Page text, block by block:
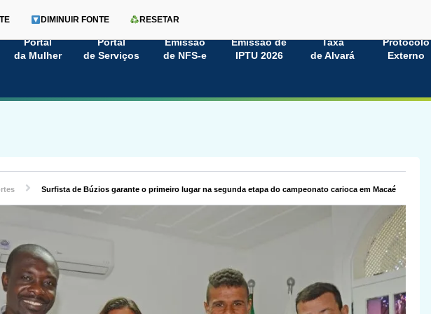
Portal
da Mulher
Portal
de Serviços
Emissão
de NFS-e
Emissão de
IPTU 2026
Taxa
de Alvará
Protocolo
Externo
DIMINUIR FONTE RESETAR
Surfista de Búzios garante o primeiro lugar na segunda etapa do campeonato carioca em Macaé